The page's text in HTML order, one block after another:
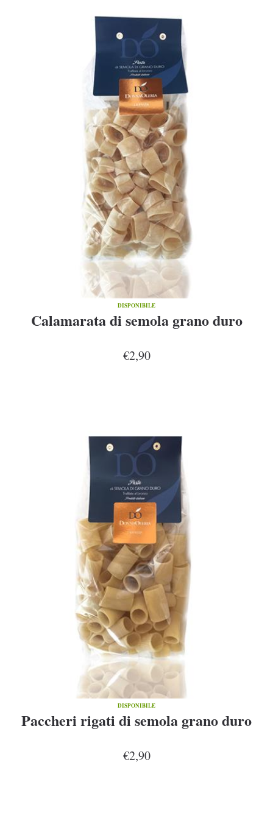
DISPONIBILE
Calamarata di semola grano duro
€2,90
DISPONIBILE
Paccheri rigati di semola grano duro
€2,90